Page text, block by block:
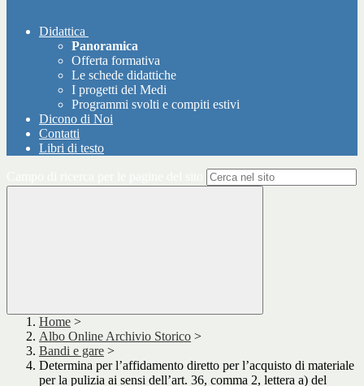
Didattica
Panoramica
Offerta formativa
Le schede didattiche
I progetti del Medi
Programmi svolti e compiti estivi
Dicono di Noi
Contatti
Libri di testo
Home >
Albo Online Archivio Storico >
Bandi e gare >
Determina per l’affidamento diretto per l’acquisto di materiale
per la pulizia ai sensi dell’art. 36, comma 2, lettera a) del